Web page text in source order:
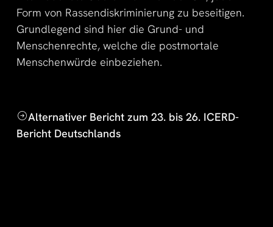
Form von Rassendiskriminierung zu beseitigen.
Grundlegend sind hier die Grund- und
Menschenrechte, welche die postmortale
Menschenwürde einbeziehen.
Alternativer Bericht zum 23. bis 26. ICERD-
Bericht Deutschlands